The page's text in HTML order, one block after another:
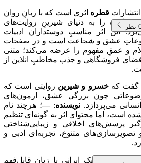
انتشارات قطره اثری است که با زبانِ روان
خواننده را به دنیای شیرینِ روایت‌های
این اثر مناسبِ دوستداران ادبیات
عشق و شجاعت است و در صفحات
و عمقِ مفهوم را عرضه می‌کند؛ متنی
فروشگاهی و جذب مخاطبِ انلاین از
گفت کهخسرو و شیرین روایتی است که
چون بزرگی عشق، ازمون‌های
می‌پردازد. نویسنده:
—؛ هرچند نام
است، اما محتوای اثر به گونه‌ای تنظیم
پرسش‌های اخلاقی و زیبایی‌شناختی
تصویرسازی‌های متنوع، تجربه‌ای ادبی و
ادبیات کلاسیکِ ایرانی با زبانِ قابل‌فهم
0 نظر